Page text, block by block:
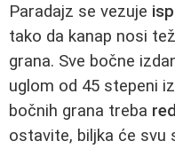
Paradajz se vezuje
tako da kanap nosi
grana. Sve bočne
uglom od 45 stepeni
bočnih grana treba
ostavite, biljka će svu